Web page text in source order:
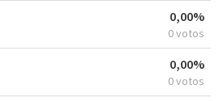
0,00%
0 votos
0,00%
0 votos